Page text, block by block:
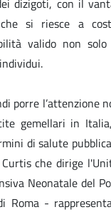
si riesce a
valido non
porre l’attenzione
gemellari in
di salute
che dirige
Neonatale del
Roma -